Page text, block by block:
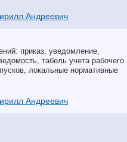
Андреевич
приказ, уведомление,
табель учета рабочего
локальные нормативные
Андреевич